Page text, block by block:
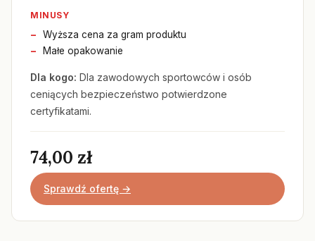
MINUSY
Wyższa cena za gram produktu
Małe opakowanie
Dla kogo: Dla zawodowych sportowców i osób
ceniących bezpieczeństwo potwierdzone
certyfikatami.
74,00 zł
Sprawdź ofertę →